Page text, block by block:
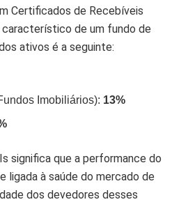
Certificados de Recebíveis
característico de um fundo de
ativos é a seguinte:
Imobiliários): 13%
significa que a performance do
ligada à saúde do mercado de
dos devedores desses